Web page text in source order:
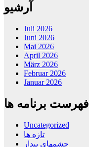
آرشیو
Juli 2026
Juni 2026
Mai 2026
April 2026
März 2026
Februar 2026
Januar 2026
فهرست برنامه ها
Uncategorized
تازه ها
چشمهای بیدار